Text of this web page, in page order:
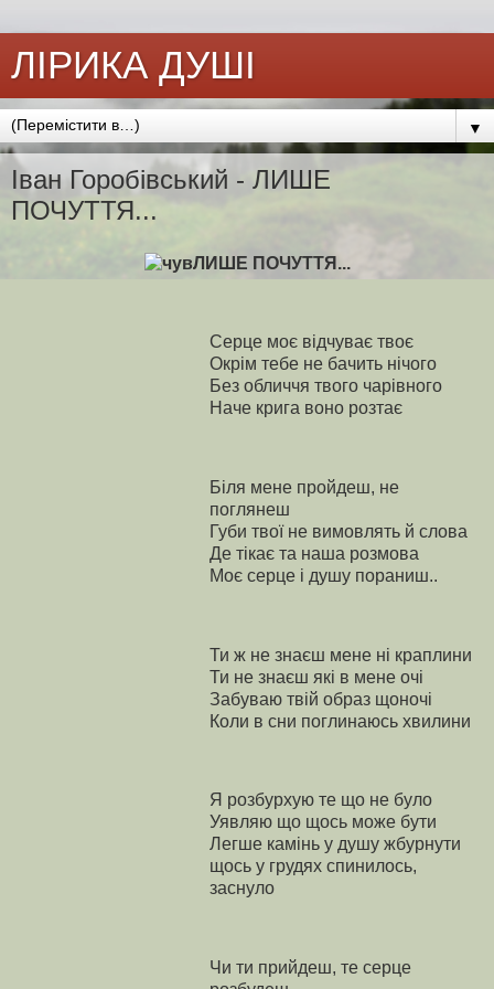
ЛІРИКА ДУШІ
▼
Іван Горобівський - ЛИШЕ
ПОЧУТТЯ...
ЛИШЕ ПОЧУТТЯ...
Серце моє відчуває твоє
Окрім тебе не бачить нічого
Без обличчя твого чарівного
Наче крига воно розтає
Біля мене пройдеш, не
поглянеш
Губи твої не вимовлять й слова
Де тікає та наша розмова
Моє серце і душу пораниш..
Ти ж не знаєш мене ні краплини
Ти не знаєш які в мене очі
Забуваю твій образ щоночі
Коли в сни поглинаюсь хвилини
Я розбурхую те що не було
Уявляю що щось може бути
Легше камінь у душу жбурнути
щось у грудях спинилось,
заснуло
Чи ти прийдеш, те серце